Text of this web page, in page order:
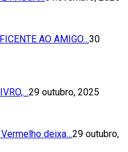
AO AMIGO…30
29 outubro, 2025
deixa…29 outubro,